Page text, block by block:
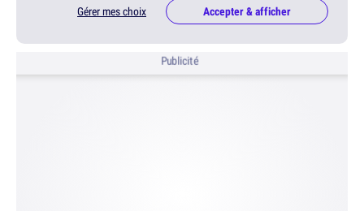
Gérer mes choix Accepter & afficher
Publicité